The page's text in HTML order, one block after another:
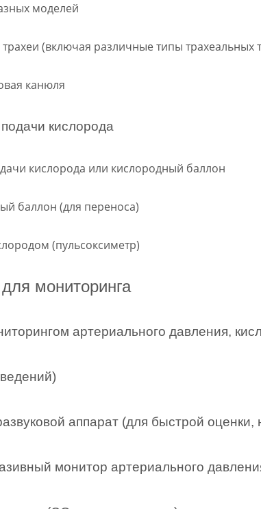
моделей
(включая различные типы трахеальных
канюля
кислорода
кислорода или кислородный баллон
баллон (для переноса)
(пульсоксиметр)
мониторинга
артериального давления,
аппарат (для быстрой
монитор артериального